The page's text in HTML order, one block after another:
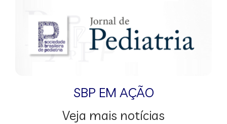
SBP EM AÇÃO
Veja mais notícias